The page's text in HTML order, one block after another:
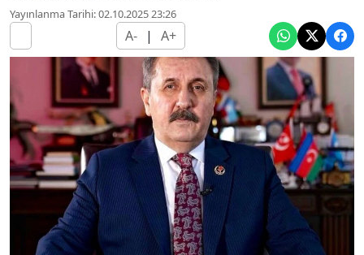
Yayınlanma Tarihi: 02.10.2025 23:26
A- | A+